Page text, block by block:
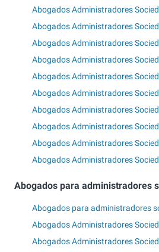
Abogados Administradores
Abogados Administradores
Abogados Administradores
Abogados Administradores
Abogados Administradores
Abogados Administradores
Abogados Administradores
Abogados Administradores
Abogados Administradores
Abogados Administradores
Abogados para administradores
Abogados para administradores
Abogados Administradores
Abogados Administradores